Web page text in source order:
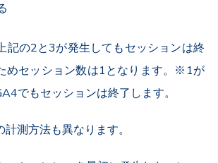
記の2と3が発生してもセッションは終
めセッション数は1となります。※1が
でもセッションは終了します。
測方法も異なります。